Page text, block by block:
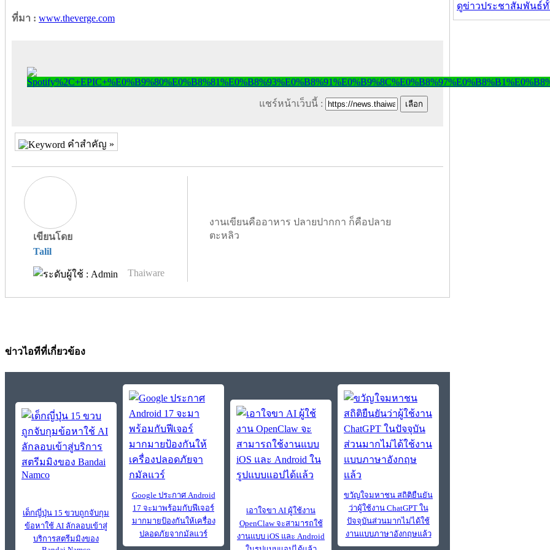
ที่มา : www.theverge.com
แชร์หน้าเว็บนี้ :
คำสำคัญ »
เขียนโดย
Talil
Thaiware
งานเขียนคืออาหาร ปลายปากกา ก็คือปลาย
ตะหลิว
ข่าวไอทีที่เกี่ยวข้อง
เด็กญี่ปุ่น 15 ขวบถูกจับกุม
ข้อหาใช้ AI ลักลอบเข้าสู่
บริการสตรีมมิงของ
Google ประกาศ Android
17 จะมาพร้อมกับฟีเจอร์
มากมายป้องกันให้เครื่อง
ปลอดภัยจากมัลแวร์
เอาใจขา AI ผู้ใช้งาน
OpenClaw จะสามารถใช้
งานแบบ iOS และ Android
ขวัญใจมหาชน สถิติยืนยัน
ว่าผู้ใช้งาน ChatGPT ใน
ปัจจุบันส่วนมากไม่ได้ใช้
งานแบบภาษาอังกฤษแล้ว
ดูข่าวประชาสัมพันธ์